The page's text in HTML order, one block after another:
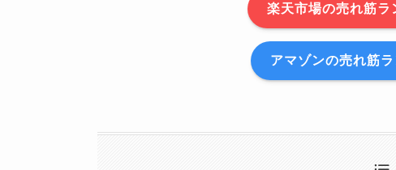
楽天市場の売れ筋ラ
アマゾンの売れ筋